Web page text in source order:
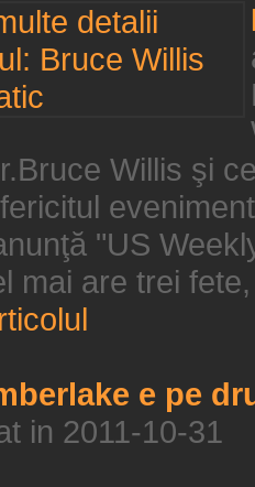
Willis şi
"US
mai are trei
e pe
in 2011-10-31